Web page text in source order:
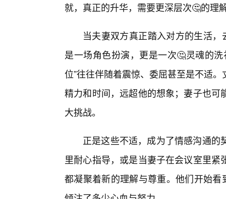
就，真正的升华，需要更深层次🤔的理
当夫妻双方真正踏入对方的生活
是一场角色扮演，更是一次🤔灵魂的
位”往往伴随着震惊、委屈甚至是不适
精力和时间，远超他的想象；妻子也
大挑战。
正是这些不适，成为了情感沟通
里耐心指导，或是当妻子在会议室里
都凝聚着新的理解与尊重。他们开始